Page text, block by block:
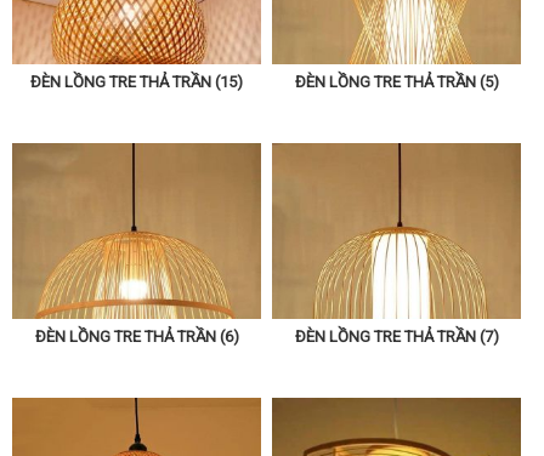
ĐÈN LỒNG TRE THẢ TRẦN (15) ĐÈN LỒNG TRE THẢ TRẦN (5)
ĐÈN LỒNG TRE THẢ TRẦN (6) ĐÈN LỒNG TRE THẢ TRẦN (7)